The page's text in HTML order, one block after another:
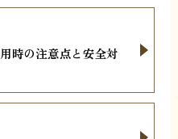
時の注意点と安全対